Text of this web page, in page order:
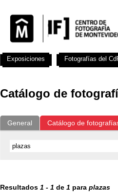
Catálogo de
General Catálogo de
Resultados 1 - 1 de 1 para plazas
Exposiciones Fotografías del